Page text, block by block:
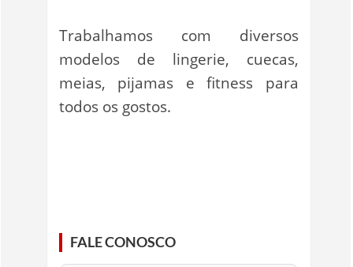
Trabalhamos com diversos
modelos de lingerie, cuecas,
meias, pijamas e fitness para
todos os gostos.
FALE CONOSCO